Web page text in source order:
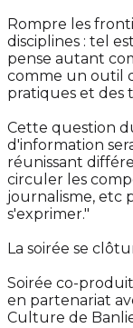
Rompre les
disciplines : tel
pense autant
comme un outil
pratiques et des
Cette question
d'information
réunissant
circuler les
journalisme, etc
s'exprimer."
La soirée se
Soirée co-
en partenariat
Culture de